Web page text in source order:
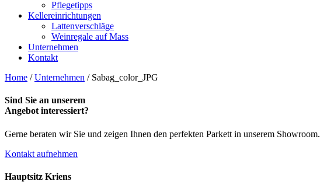
Pflegetipps
Kellereinrichtungen
Lattenverschläge
Weinregale auf Mass
Unternehmen
Kontakt
Home /Unternehmen / Sabag_color_JPG
Sind Sie an unserem
Angebot interessiert?
Gerne beraten wir Sie und zeigen Ihnen den perfekten Parkett in unserem Showroom.
Kontakt aufnehmen
Hauptsitz Kriens